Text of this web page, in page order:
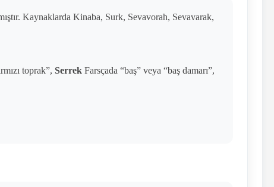
Kaynaklarda Kinaba, Surk, Sevavorah, Sevavarak,
toprak”,Serrek Farsçada “baş” veya “baş damarı”,